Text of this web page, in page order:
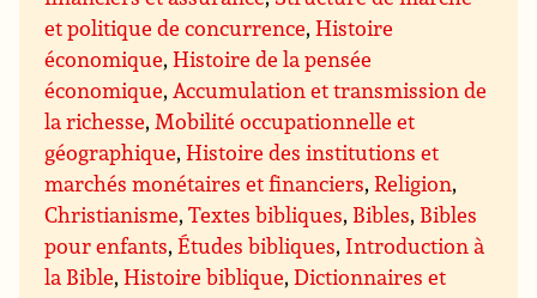
et politique de concurrence,Histoire
économique,Histoire de la pensée
économique, Accumulation et transmission de
la richesse, Mobilité occupationnelle et
géographique,Histoire des institutions et
marchés monétaires et financiers,Religion,
Christianisme,Textes bibliques, Bibles, Bibles
pour enfants,Études bibliques, Introduction à
la Bible,Histoire biblique,Dictionnaires et